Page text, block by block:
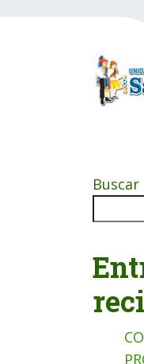
Buscar